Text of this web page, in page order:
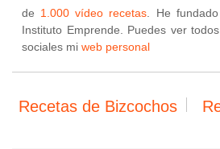
de 1.000 vídeo recetas . He
Instituto Emprende. Puedes ver
sociales mi web personal
Recetas de Bizcochos